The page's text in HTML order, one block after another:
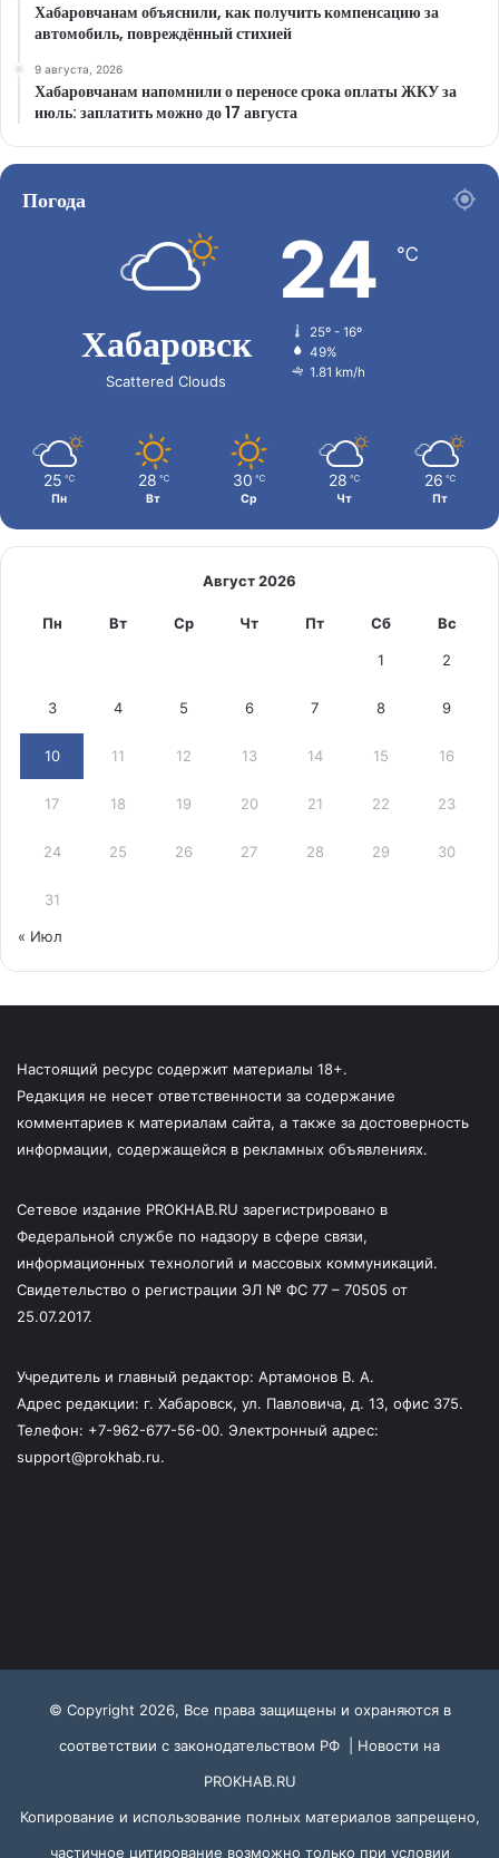
Хабаровчанам объяснили, как получить компенсацию за
автомобиль, повреждённый стихией
9 августа, 2026
Хабаровчанам напомнили о переносе срока оплаты ЖКУ за
июль: заплатить можно до 17 августа
Погода
Хабаровск
Scattered Clouds
24 ℃
25º - 16º
49%
1.81 km/h
25 ℃
Пн
28 ℃
Вт
30 ℃
Ср
28 ℃
Чт
26 ℃
Пт
Август 2026
Пн Вт Ср Чт Пт Сб Вс
1 2
3 4 5 6 7 8 9
10 11 12 13 14 15 16
17 18 19 20 21 22 23
24 25 26 27 28 29 30
31
« Июл
Настоящий ресурс содержит материалы 18+.
Редакция не несет ответственности за содержание
комментариев к материалам сайта, а также за достоверность
информации, содержащейся в рекламных объявлениях.
Сетевое издание PROKHAB.RU зарегистрировано в
Федеральной службе по надзору в сфере связи,
информационных технологий и массовых коммуникаций.
Свидетельство о регистрации ЭЛ № ФС 77 – 70505 от
25.07.2017.
Учредитель и главный редактор: Артамонов В. А.
Адрес редакции: г. Хабаровск, ул. Павловича, д. 13, офис 375.
Телефон: +7-962-677-56-00. Электронный адрес:
support@prokhab.ru.
© Copyright 2026, Все права защищены и охраняются в
соответствии с законодательством РФ | Новости на
PROKHAB.RU
Копирование и использование полных материалов запрещено,
частичное цитирование возможно только при условии